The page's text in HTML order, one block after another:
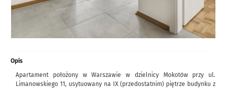
Opis
Apartament położony w Warszawie w dzielnicy Mokotów przy ul.
Limanowskiego 11, usytuowany na IX (przedostatnim) piętrze budynku z